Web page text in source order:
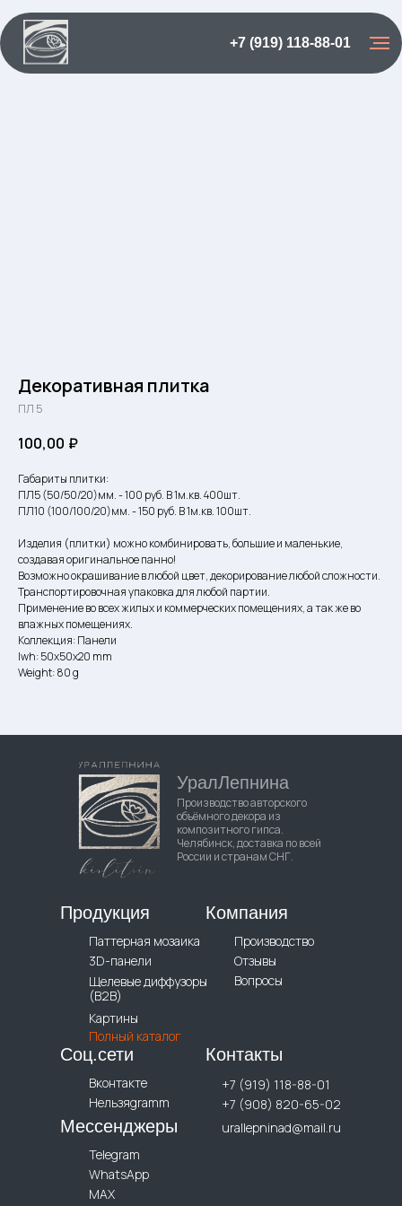
+7 (919) 118-88-01
Декоративная плитка
ПЛ 5
100,00 ₽
Габариты плитки:
ПЛ5 (50/50/20)мм. - 100 руб. В 1м.кв. 400шт.
ПЛ10 (100/100/20)мм. - 150 руб. В 1м.кв. 100шт.
Изделия (плитки) можно комбинировать, большие и маленькие,
создавая оригинальное панно!
Возможно окрашивание в любой цвет, декорирование любой сложности.
Транспортировочная упаковка для любой партии.
Применение во всех жилых и коммерческих помещениях, а так же во
влажных помещениях.
Коллекция: Панели
lwh: 50x50x20 mm
Weight: 80 g
Паттерная мозаика
3D-панели
Щелевые диффузоры
(B2B)
Картины
Полный каталог
УралЛепнина
Продукция
+7 (919) 118-88-01
+7 (908) 820-65-02
urallepninad@mail.ru
Контакты
Производство
Отзывы
Вопросы
Компания
Вконтакте
Нельзяgramm
Соц.сети
Telegram
WhatsApp
MAX
Мессенджеры
Производство авторского
объёмного декора из
композитного гипса.
Челябинск, доставка по всей
России и странам СНГ.